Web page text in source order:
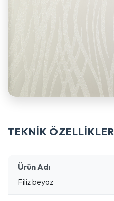
TEKNİK ÖZELLİKLER
Ürün Adı
Filiz beyaz